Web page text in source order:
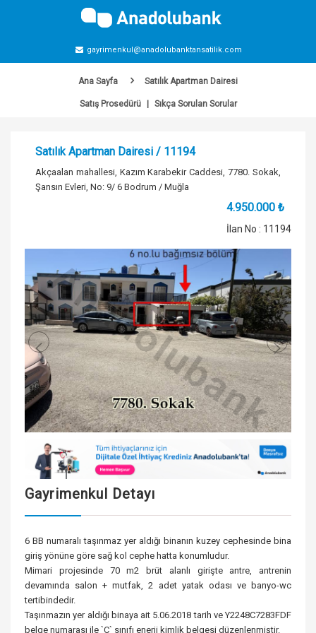
gayrimenkul@anadolubanktansatilik.com
Ana Sayfa Satılık Apartman Dairesi
Satış Prosedürü Sıkça Sorulan Sorular
Satılık Apartman Dairesi / 11194
Akçaalan mahallesi, Kazım Karabekir Caddesi, 7780. Sokak,
Şansın Evleri, No: 9/ 6 Bodrum / Muğla
4.950.000 ₺
İlan No : 11194
Gayrimenkul Detayı
6 BB numaralı taşınmaz yer aldığı binanın kuzey cephesinde bina
giriş yönüne göre sağ kol cephe hatta konumludur.
Mimari projesinde 70 m2 brüt alanlı girişte antre, antrenin
devamında salon + mutfak, 2 adet yatak odası ve banyo-wc
tertibindedir.
Taşınmazın yer aldığı binaya ait 5.06.2018 tarih ve Y2248C7283FDF
belge numarası ile `C` sınıfı enerji kimlik belgesi düzenlenmiştir.